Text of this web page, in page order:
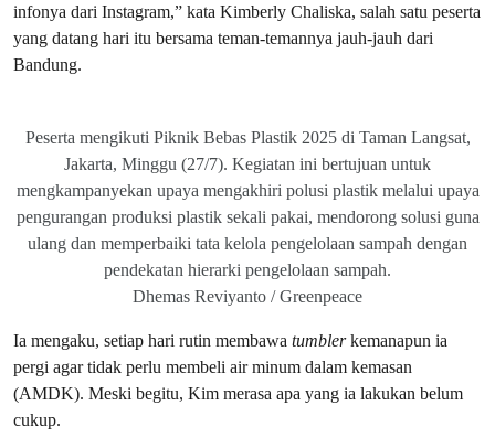
infonya dari Instagram,” kata Kimberly Chaliska, salah satu peserta
yang datang hari itu bersama teman-temannya jauh-jauh dari
Bandung.
Peserta mengikuti Piknik Bebas Plastik 2025 di Taman Langsat,
Jakarta, Minggu (27/7). Kegiatan ini bertujuan untuk
mengkampanyekan upaya mengakhiri polusi plastik melalui upaya
pengurangan produksi plastik sekali pakai, mendorong solusi guna
ulang dan memperbaiki tata kelola pengelolaan sampah dengan
pendekatan hierarki pengelolaan sampah.
Dhemas Reviyanto / Greenpeace
Ia mengaku, setiap hari rutin membawa tumblerkemanapun ia
pergi agar tidak perlu membeli air minum dalam kemasan
(AMDK). Meski begitu, Kim merasa apa yang ia lakukan belum
cukup.